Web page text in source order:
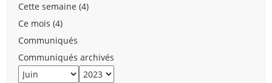
Cette semaine (4)
Ce mois (4)
Communiqués
Communiqués archivés